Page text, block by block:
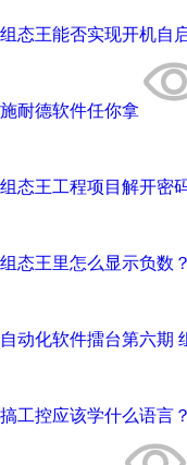
组态王能否实现开机自
施耐德软件任你拿
组态王工程项目解开密
组态王里怎么显示负数？
自动化软件擂台第六期
搞工控应该学什么语言？